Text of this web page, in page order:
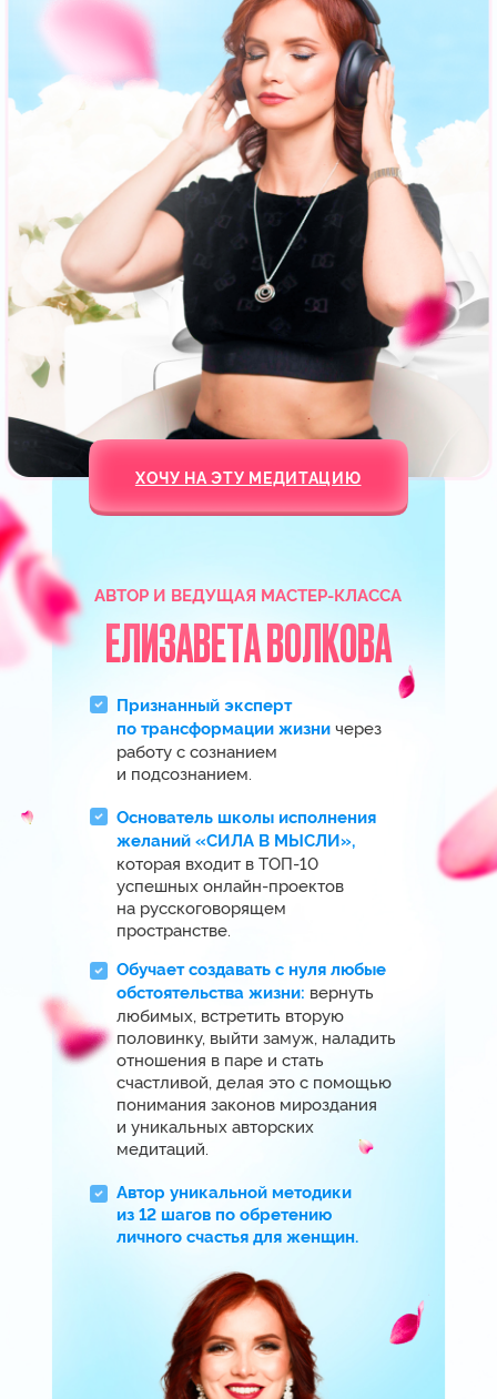
Моя история любви — прямое
доказательство того, что
эта методика работает на
Я расскажу свою историю
на мастер-классе!
“
“
с мужчинами не складывались. Меня
предавали, бросали через 1−3 месяца
после начала отношений. Более 5 лет
я ждала предложения руки и сердца
от бывшего парня, но так
и не дождалась…
Сейчас я счастлива замужем
за любимым мужчиной.В 2020 году
моя мечта о свадьбе на Мальдивах
исполнилась!
Благодаря своей методике
реализовала уже тысячи самых
по миру, купила недвижимость в самом
престижном районе Дубая, позже
переехала в Америку, приобрела дом
за 1 200 000 $ и машину Range Rover
И сегодня я точно знаю:то, что сейчас
вам кажется недостижимым
и далеким, МОЖЕТ стать вашей
и легче, чем вы думаете. «
КРУТО! ИДУ НА ВСТРЕЧУ